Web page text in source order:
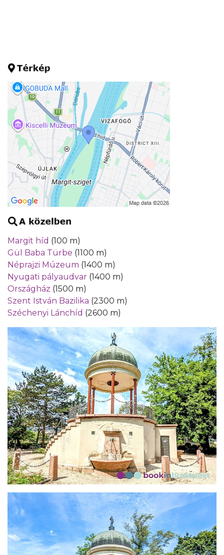
Margit híd (100 m)
Gül Baba Türbe (1100 m)
Néprajzi Múzeum (1400 m)
Nyugati pályaudvar (1400 m)
Országház (1500 m)
Szent István Bazilika (2300 m)
Széchenyi Lánchíd (2600 m)